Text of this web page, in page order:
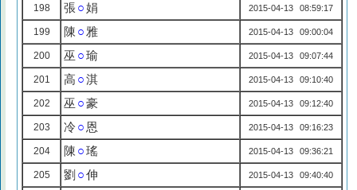
198 張○娟 2015-04-13 08:59:17
199 陳 ○ 雅 2015-04-13 09:00:04
200 巫 ○瑜 2015-04-13 09:07:44
201 高 ○淇 2015-04-13 09:10:40
202 巫 ○豪 2015-04-13 09:12:40
203 冷○ 恩 2015-04-13 09:16:23
204 陳 ○瑤 2015-04-13 09:36:21
205 劉 ○伸 2015-04-13 09:40:40